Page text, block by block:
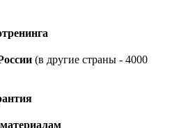
(в другие страны - 4000